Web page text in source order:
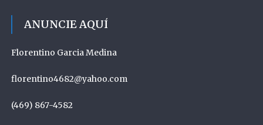
ANUNCIE AQUÍ
Florentino Garcia Medina
florentino4682@yahoo.com
(469) 867-4582